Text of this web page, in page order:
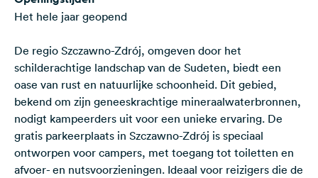
media
Instagram
Het hele jaar geopend
De regio Szczawno-Zdrój, omgeven door het
schilderachtige landschap van de Sudeten, biedt een
oase van rust en natuurlijke schoonheid. Dit gebied,
bekend om zijn geneeskrachtige mineraalwaterbronnen,
nodigt kampeerders uit voor een unieke ervaring. De
gratis parkeerplaats in Szczawno-Zdrój is speciaal
ontworpen voor campers, met toegang tot toiletten en
afvoer- en nutsvoorzieningen. Ideaal voor reizigers die de